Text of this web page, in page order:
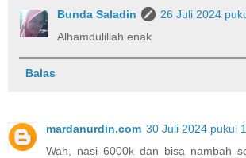
Bunda Saladin
26 Juli 2024
Alhamdulillah enak
Balas
mardanurdin.com 30 Juli 2024 pukul
Wah, nasi 6000k dan bisa nambah